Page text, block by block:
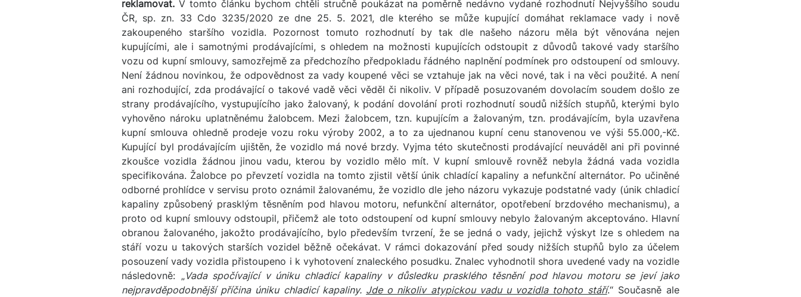
reklamovat. V tomto článku bychom chtěli stručně poukázat na poměrně nedávno vydané rozhodnutí Nejvyššího soudu
ČR, sp. zn. 33 Cdo 3235/2020 ze dne 25. 5. 2021, dle kterého se může kupující domáhat reklamace vady i nově
zakoupeného staršího vozidla. Pozornost tomuto rozhodnutí by tak dle našeho názoru měla být věnována nejen
kupujícími, ale i samotnými prodávajícími, s ohledem na možnosti kupujících odstoupit z důvodů takové vady staršího
vozu od kupní smlouvy, samozřejmě za předchozího předpokladu řádného naplnění podmínek pro odstoupení od smlouvy.
Není žádnou novinkou, že odpovědnost za vady koupené věci se vztahuje jak na věci nové, tak i na věci použité. A není
ani rozhodující, zda prodávající o takové vadě věci věděl či nikoliv. V případě posuzovaném dovolacím soudem došlo ze
strany prodávajícího, vystupujícího jako žalovaný, k podání dovolání proti rozhodnutí soudů nižších stupňů, kterými bylo
vyhověno nároku uplatněnému žalobcem. Mezi žalobcem, tzn. kupujícím a žalovaným, tzn. prodávajícím, byla uzavřena
kupní smlouva ohledně prodeje vozu roku výroby 2002, a to za ujednanou kupní cenu stanovenou ve výši 55.000,-Kč.
Kupující byl prodávajícím ujištěn, že vozidlo má nové brzdy. Vyjma této skutečnosti prodávající neuváděl ani při povinné
zkoušce vozidla žádnou jinou vadu, kterou by vozidlo mělo mít. V kupní smlouvě rovněž nebyla žádná vada vozidla
specifikována. Žalobce po převzetí vozidla na tomto zjistil větší únik chladící kapaliny a nefunkční alternátor. Po učiněné
odborné prohlídce v servisu proto oznámil žalovanému, že vozidlo dle jeho názoru vykazuje podstatné vady (únik chladicí
kapaliny způsobený prasklým těsněním pod hlavou motoru, nefunkční alternátor, opotřebení brzdového mechanismu), a
proto od kupní smlouvy odstoupil, přičemž ale toto odstoupení od kupní smlouvy nebylo žalovaným akceptováno. Hlavní
obranou žalovaného, jakožto prodávajícího, bylo především tvrzení, že se jedná o vady, jejichž výskyt lze s ohledem na
stáří vozu u takových starších vozidel běžně očekávat. V rámci dokazování před soudy nižších stupňů bylo za účelem
posouzení vady vozidla přistoupeno i k vyhotovení znaleckého posudku. Znalec vyhodnotil shora uvedené vady na vozidle
následovně: „Vada spočívající v úniku chladicí kapaliny v důsledku prasklého těsnění pod hlavou motoru se jeví jako
nejpravděpodobnější příčina úniku chladicí kapaliny. Jde o nikoliv atypickou vadu u vozidla tohoto stáří.“ Současně ale